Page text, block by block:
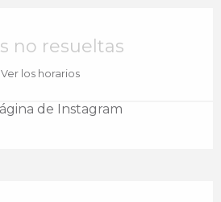
no resueltas
Ver los horarios
de Instagram